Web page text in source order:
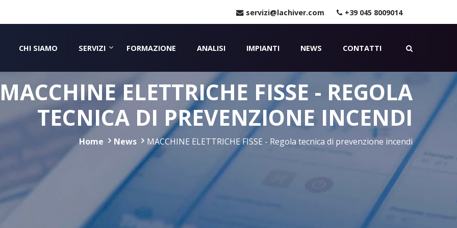
servizi@lachiver.com +39 045 8009014
CHI SIAMO SERVIZI FORMAZIONE ANALISI IMPIANTI NEWS CONTATTI
MACCHINE ELETTRICHE FISSE - REGOLA
TECNICA DI PREVENZIONE INCENDI
Home News MACCHINE ELETTRICHE FISSE - Regola tecnica di prevenzione incendi